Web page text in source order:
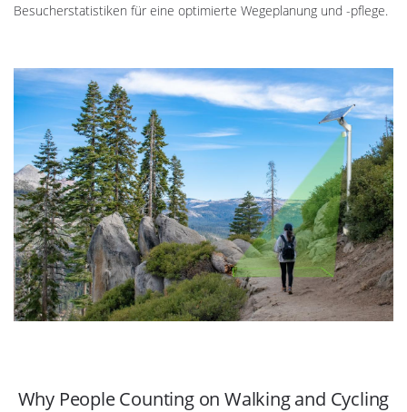
Besucherstatistiken für eine optimierte Wegeplanung und -pflege.
Why People Counting on Walking and Cycling